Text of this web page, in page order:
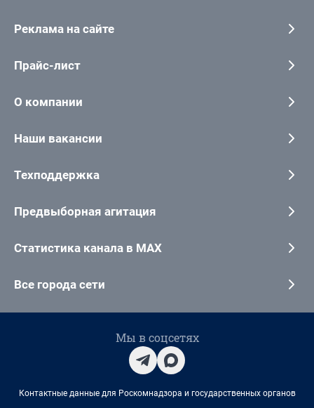
Реклама на сайте
Прайс-лист
О компании
Наши вакансии
Техподдержка
Предвыборная агитация
Статистика канала в MAX
Все города сети
Мы в соцсетях
Контактные данные для Роскомнадзора и государственных органов